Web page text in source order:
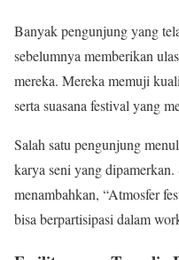
Banyak pengunjung yang
sebelumnya memberikan
mereka. Mereka memuji
serta suasana festival yang
Salah satu pengunjung
karya seni yang
menambahkan, “Atmosfer
bisa berpartisipasi dalam